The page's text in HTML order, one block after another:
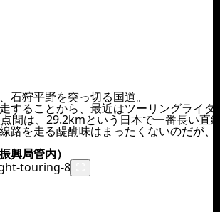
石狩平野を突っ切る国道。
することから、最近はツーリングライ
間は、29.2kmという日本で一番長い直
路を走る醍醐味はまったくないのだが
興局管内）